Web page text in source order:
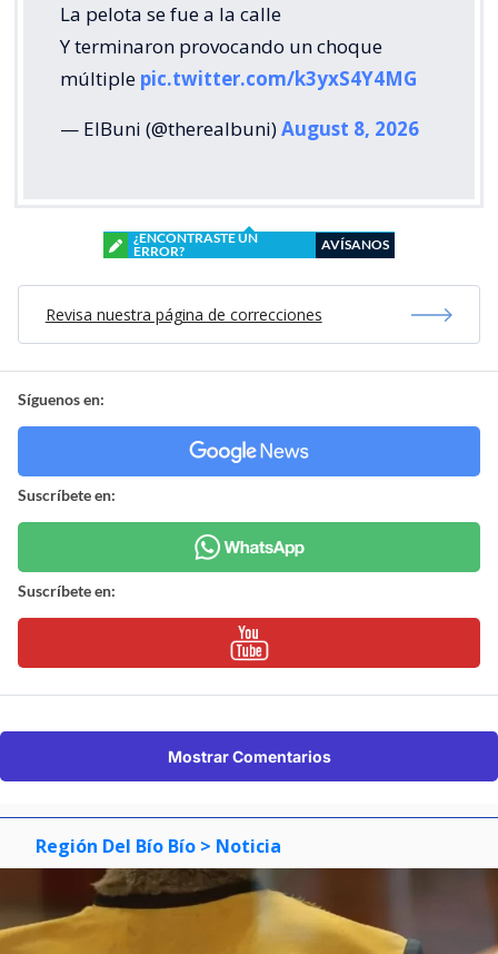
La pelota se fue a la calle
Y terminaron provocando un choque
múltiple pic.twitter.com/k3yxS4Y4MG
— ElBuni (@therealbuni)August 8, 2026
¿ENCONTRASTE UN
ERROR?
AVÍSANOS
Revisa nuestra página de correcciones
Síguenos en:
Suscríbete en:
Suscríbete en:
Mostrar Comentarios
Región Del Bío Bío > Noticia